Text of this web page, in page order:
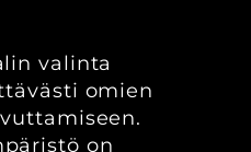
valinta
omien
on